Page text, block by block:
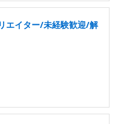
エイター/未経験歓迎/解